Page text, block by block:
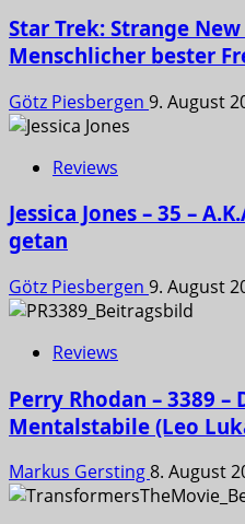
Star Trek: Strange New
Menschlicher bester
Götz Piesbergen 9. August
Reviews
Jessica Jones – 35 –
getan
Götz Piesbergen 9. August
Reviews
Perry Rhodan – 3389 –
Mentalstabile (Leo
Markus Gersting8. August